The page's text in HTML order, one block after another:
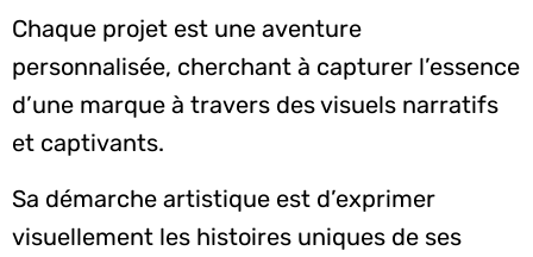
Chaque projet est une aventure
personnalisée, cherchant à capturer l’essence
d’une marque à travers des visuels narratifs
et captivants.
Sa démarche artistique est d’exprimer
visuellement les histoires uniques de ses